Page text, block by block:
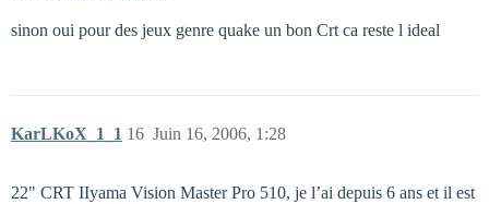
sinon oui pour des jeux genre quake un bon Crt ca reste l ideal
KarLKoX_1_1 Juin 16, 2006, 1:28
16
22" CRT IIyama Vision Master Pro 510, je l’ai depuis 6 ans et il est